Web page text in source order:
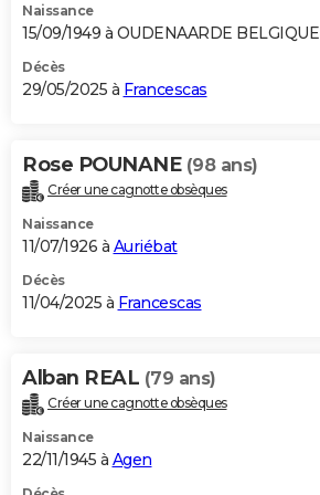
Naissance
15/09/1949 à OUDENAARDE BELGIQUE
Décès
29/05/2025 à Francescas
Rose POUNANE (98 ans)
Créer une cagnotte obsèques
Naissance
11/07/1926 à Auriébat
Décès
11/04/2025 à Francescas
Alban REAL (79 ans)
Créer une cagnotte obsèques
Naissance
22/11/1945 à Agen